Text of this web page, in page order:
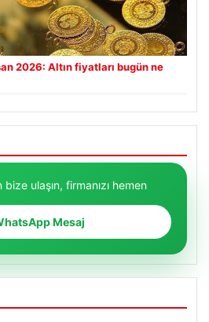
2026: Altın fiyatları bugün ne
ulaşın, firmanızı hemen
Mesaj